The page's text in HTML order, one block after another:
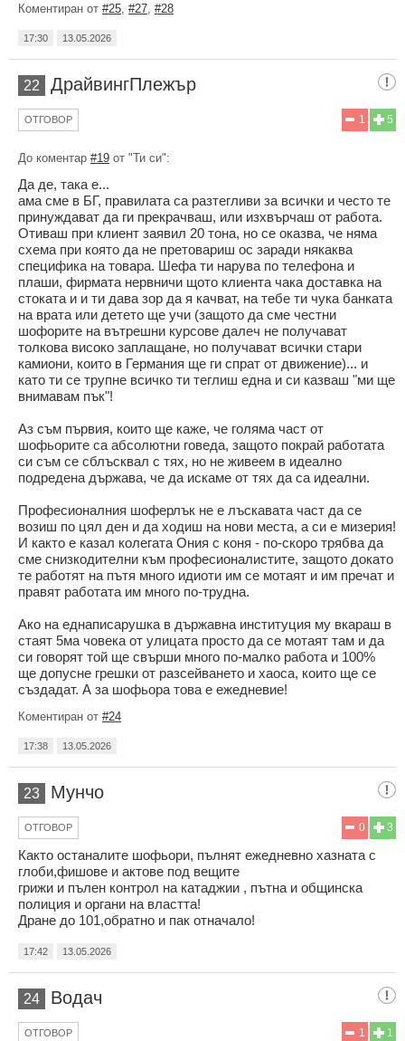
Коментиран от #25 #27 #28
17:30 13.05.2026
22 ДрайвингПлежър
5
1
ОТГОВОР
До коментар #19 от "Ти си":
Да де, така е...
ама сме в БГ, правилата са разтегливи за всички и често те
принуждават да ги прекрачваш, или изхвърчаш от работа.
Отиваш при клиент заявил 20 тона, но се оказва, че няма
схема при която да не претовариш ос заради някаква
специфика на товара. Шефа ти нарува по телефона и
плаши, фирмата нервничи щото клиента чака доставка на
стоката и и ти дава зор да я качват, на тебе ти чука банката
на врата или детето ще учи (защото да сме честни
шофорите на вътрешни курсове далеч не получават
толкова високо заплащане, но получават всички стари
камиони, които в Германия ще ги спрат от движение)... и
като ти се трупне всичко ти теглиш една и си казваш "ми ще
внимавам пък"!
Аз съм първия, които ще каже, че голяма част от
шофьорите са абсолютни говеда, защото покрай работата
си съм се сблъсквал с тях, но не живеем в идеално
подредена държава, че да искаме от тях да са идеални.
Професионалния шоферлък не е лъскавата част да се
возиш по цял ден и да ходиш на нови места, а си е мизерия!
И както е казал колегата Ония с коня - по-скоро трябва да
сме снизкодителни към професионалистите, защото докато
те работят на пътя много идиоти им се мотаят и им пречат и
правят работата им много по-трудна.
Ако на еднаписарушка в държавна институция му вкараш в
стаят 5ма човека от улицата просто да се мотаят там и да
си говорят той ще свърши много по-малко работа и 100%
ще допусне грешки от разсейването и хаоса, които ще се
създадат. А за шофьора това е ежедневие!
Коментиран от #24
17:38 13.05.2026
23 Мунчо
3
0
ОТГОВОР
Както останалите шофьори, пълнят ежедневно хазната с
глоби,фишове и актове под вещите
грижи и пълен контрол на катаджии , пътна и общинска
полиция и органи на властта!
Дране до 101,обратно и пак отначало!
17:42 13.05.2026
24 Водач
1
1
ОТГОВОР